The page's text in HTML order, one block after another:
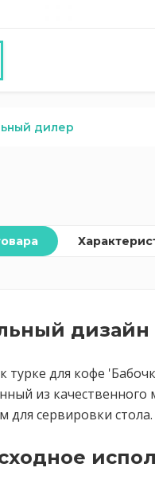
дилер
дизайн
турке для кофе
из
для сервировки стола.